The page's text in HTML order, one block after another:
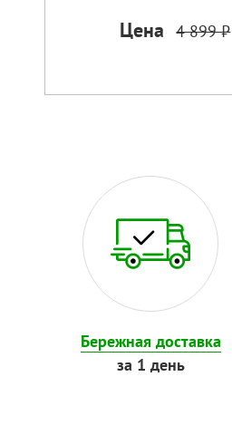
Цена 4 899 ₽
Бережная доставка
за 1 день